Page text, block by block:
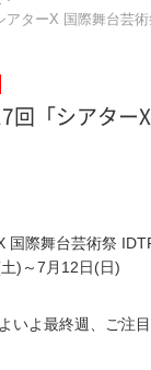
ターΧ 国際舞台芸術
「シアター
国際舞台芸術祭
)～7月12日(日)
よ最終週、ご注目